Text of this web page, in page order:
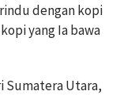
dengan kopi
yang Ia bawa
Sumatera Utara,